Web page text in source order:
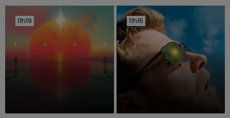
11h19
11h19 11h16
11h16